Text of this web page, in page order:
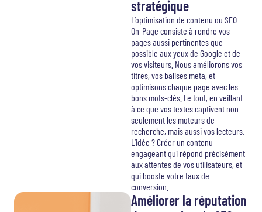
stratégique
L’optimisation de contenu ou SEO
On-Page consiste à rendre vos
pages aussi pertinentes que
possible aux yeux de Google et de
vos visiteurs. Nous améliorons vos
titres, vos balises meta, et
optimisons chaque page avec les
bons mots-clés. Le tout, en veillant
à ce que vos textes captivent non
seulement les moteurs de
recherche, mais aussi vos lecteurs.
L’idée ? Créer un contenu
engageant qui répond précisément
aux attentes de vos utilisateurs, et
qui booste votre taux de
conversion.
Améliorer la réputation